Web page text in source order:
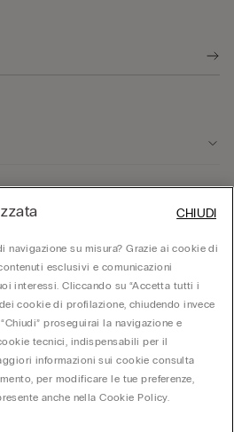
| Sede Legale: Malcesine (VR), Via Portici
al Reg. Imprese di Verona: 01037050422 |
Holding S.p.A.
navigazione su misura? Grazie ai cookie di
esclusivi e comunicazioni
interessi. Cliccando su “Accetta tutti i
cookie di profilazione, chiudendo invece
proseguirai la navigazione e
tecnici, indispensabili per il
informazioni sui cookie consulta
per modificare le tue preferenze,
anche nella Cookie Policy.
CHIUDI